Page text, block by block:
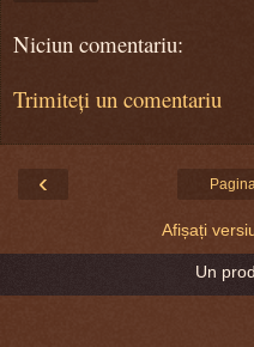
Niciun comentariu:
Trimiteți un comentariu
‹
Afișați
Un